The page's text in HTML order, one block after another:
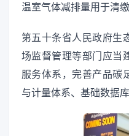
温室气体减排量用于清
第五十条省人民政府生
场监督管理等部门应当
服务体系，完善产品碳
与计量体系、基础数据库